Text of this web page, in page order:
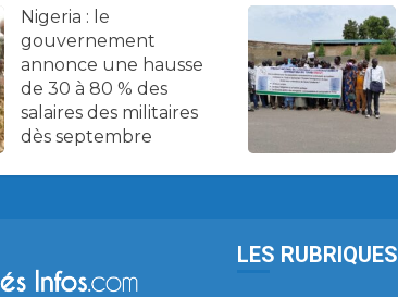
Nigeria : le
gouvernement
annonce une hausse
de 30 à 80 % des
salaires des militaires
dès septembre
LES RUBRIQUES